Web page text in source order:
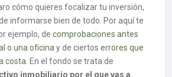
cómo quieres focalizar tu inversión,
informarse bien de todo. Por aquí te
ejemplo, de comprobaciones antes
o una oficina y de ciertos errores que
costa . En el fondo se trata de
inmobiliario por el que vas a